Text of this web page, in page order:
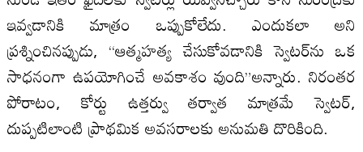
ఇవ్వడానికి మాత్రం ఒప్పుకోలేదు. ఎందుకలా అని
ప్రశ్నించినప్పుడు, “ఆత్మహత్య చేసుకోవడానికి స్వెటర్‌ను ఒక
సాధనంగా ఉపయోగించే అవకాశం వుంది”అన్నారు. నిరంతర
పోరాటం, కోర్టు ఉత్తర్వు తర్వాత మాత్రమే స్వెటర్,
దుప్పటిలాంటి ప్రాథమిక అవసరాలకు అనుమతి దొరికింది.